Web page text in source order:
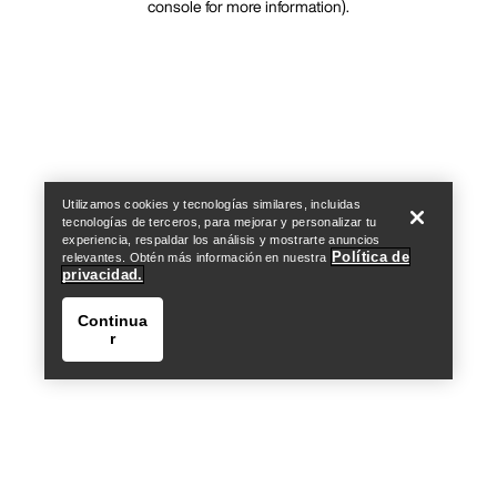
console for more information).
Utilizamos cookies y tecnologías similares, incluidas
tecnologías de terceros, para mejorar y personalizar tu
experiencia, respaldar los análisis y mostrarte anuncios
relevantes. Obtén más información en nuestra Política de
privacidad.
Continua
r